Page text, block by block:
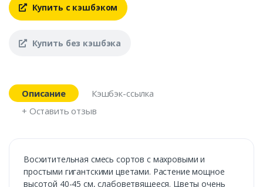
Купить с кэшбэком
Купить без кэшбэка
Описание
Кэшбэк-ссылка
+ Оставить отзыв
Восхитительная смесь сортов с махровыми и
простыми гигантскими цветами. Растение мощное
высотой 40-45 см, слабоветвящееся. Цветы очень